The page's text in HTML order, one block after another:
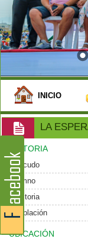
INICIO
LA
HISTORIA
Escudo
Himno
Historia
Población
UBICACIÓN